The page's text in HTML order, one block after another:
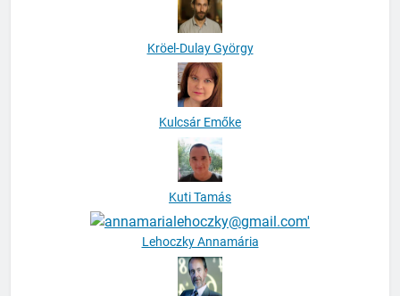
Kröel-Dulay György
Kulcsár Emőke
Kuti Tamás
Lehoczky Annamária